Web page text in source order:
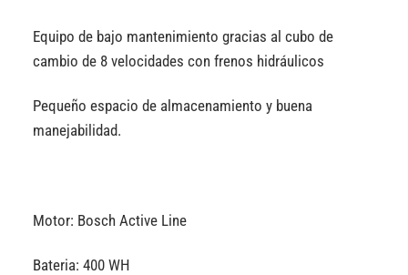
Equipo de bajo mantenimiento gracias al cubo de
cambio de 8 velocidades con frenos hidráulicos
Pequeño espacio de almacenamiento y buena
manejabilidad.
Motor: Bosch Active Line
Bateria: 400 WH